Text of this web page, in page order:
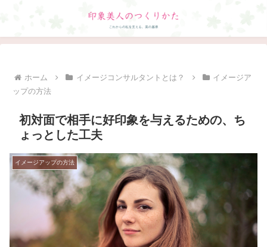
ホーム イメージコンサルタントとは？
イメージア
ップの方法
初対面で相手に好印象を与えるための、ち
ょっとした工夫
イメージアップの方法